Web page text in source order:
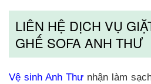
LIÊN HỆ DỊCH VỤ
GHẾ SOFA ANH THƯ
Vệ sinh Anh Thư nhận làm